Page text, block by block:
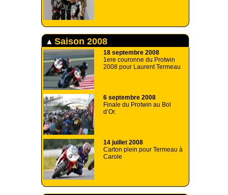
Saison 2008
18 septembre 2008
1ere couronne du Protwin
2008 pour Laurent Termeau
6 septembre 2008
Finale du Protwin au Bol
d’Or.
14 juillet 2008
Carton plein pour Termeau à
Carole